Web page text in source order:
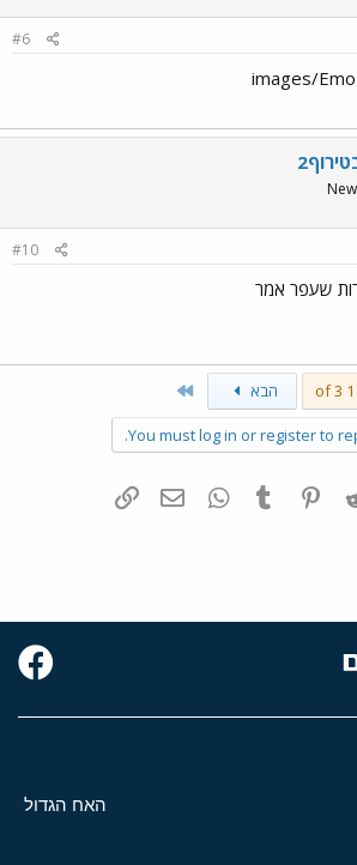
#6
#10
1 of 3 הבא
You must log in or register to
Reddit
Pinterest
Tumblr
WhatsAppדואר אלקטרוני
האח הגדול